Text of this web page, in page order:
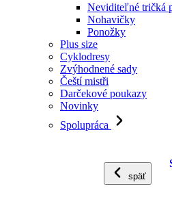
Neviditeľné tričká
Nohavičky
Ponožky
Plus size
Cyklodresy
Zvýhodnené sady
Čeští mistři
Darčekové poukazy
Novinky
Spolupráca
späť